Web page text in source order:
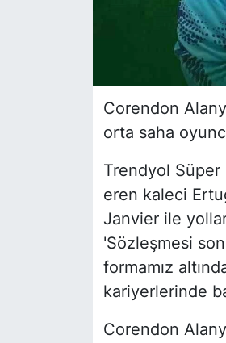
Corendon
orta saha
Trendyol
eren kaleci
Janvier ile
'Sözleşmesi
formamız
kariyerlerinde
Corendon